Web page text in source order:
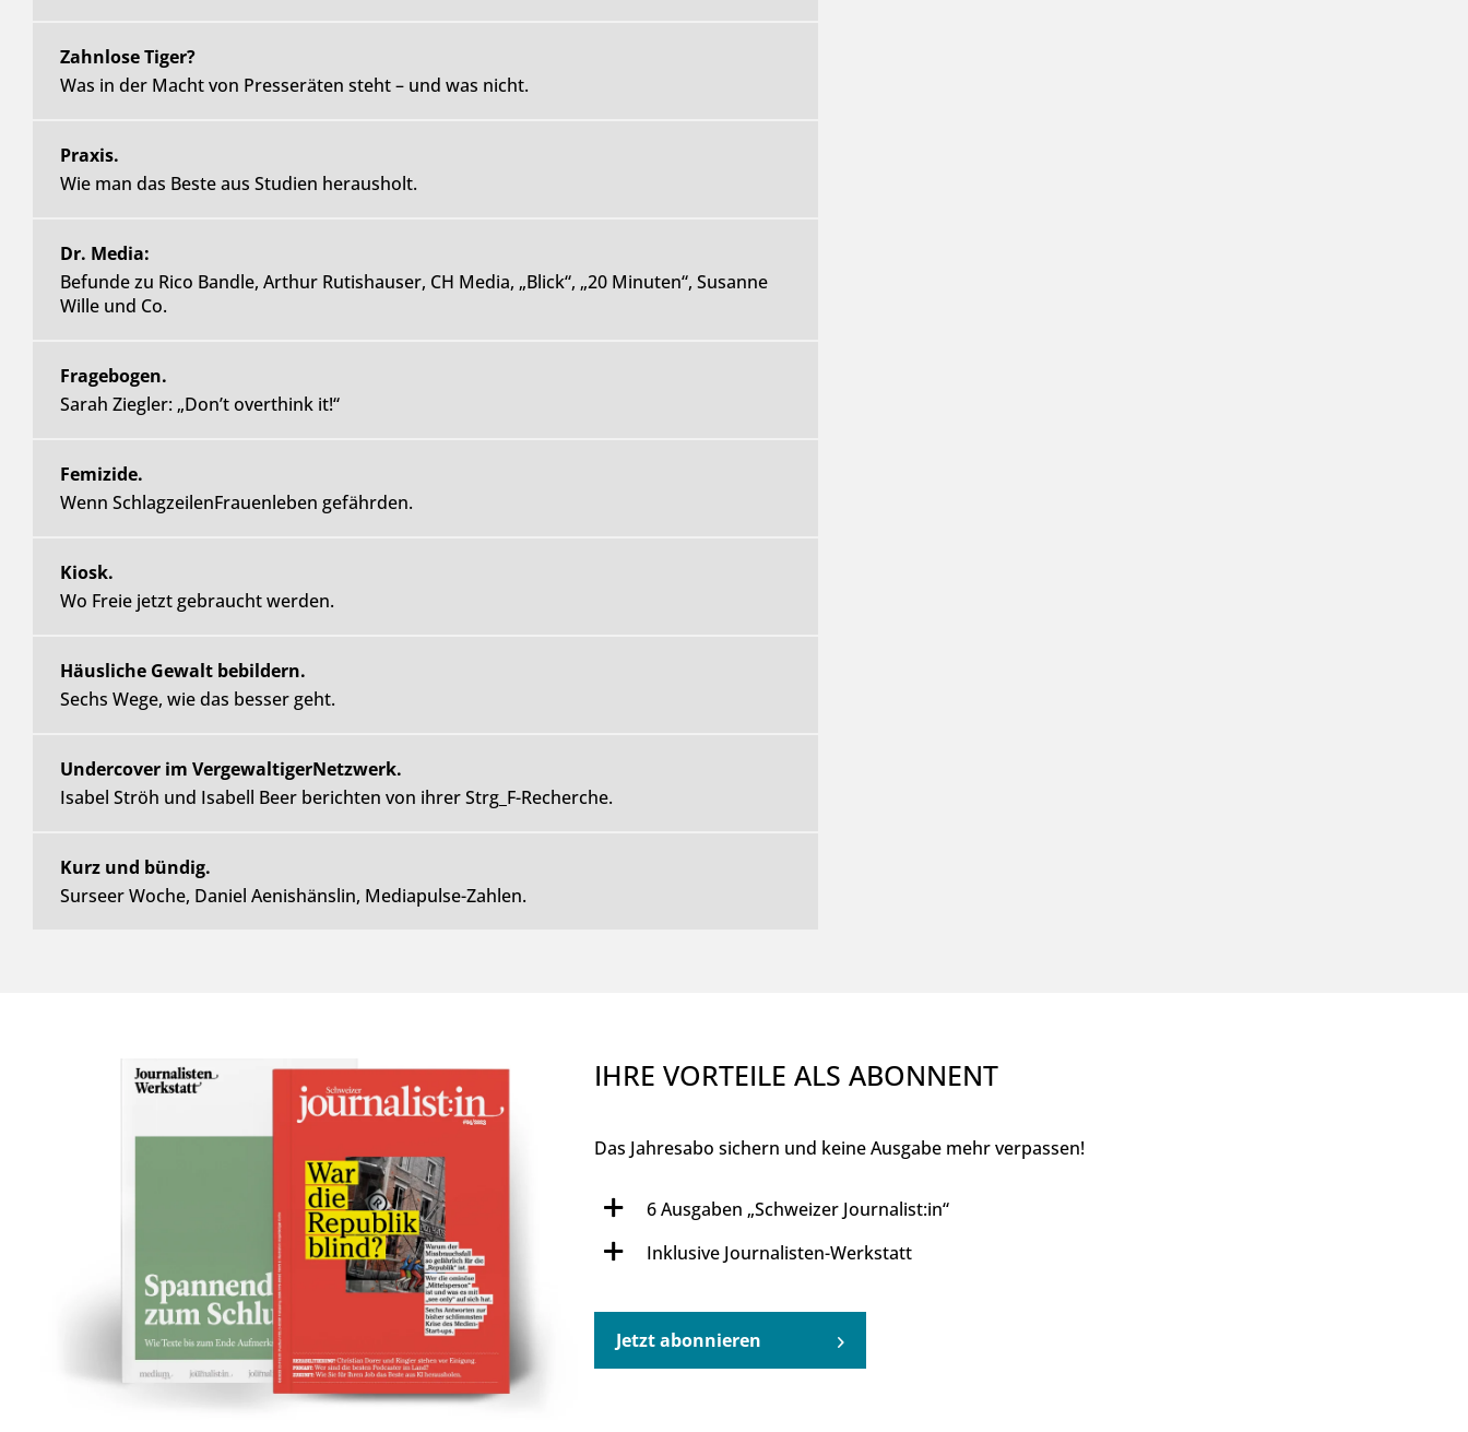
Zahnlose Tiger?
Was in der Macht von Presseräten steht – und was nicht.
Praxis.
Wie man das Beste aus Studien herausholt.
Dr. Media:
Befunde zu Rico Bandle, Arthur Rutishauser, CH Media, „Blick“, „20 Minuten“, Susanne
Wille und Co.
Fragebogen.
Sarah Ziegler: „Don’t overthink it!“
Femizide.
Wenn SchlagzeilenFrauenleben gefährden.
Kiosk.
Wo Freie jetzt gebraucht werden.
Häusliche Gewalt bebildern.
Sechs Wege, wie das besser geht.
Undercover im VergewaltigerNetzwerk.
Isabel Ströh und Isabell Beer berichten von ihrer Strg_F-Recherche.
Kurz und bündig.
Surseer Woche, Daniel Aenishänslin, Mediapulse-Zahlen.
IHRE VORTEILE ALS ABONNENT
Das Jahresabo sichern und keine Ausgabe mehr verpassen!
6 Ausgaben „Schweizer Journalist:in“
Inklusive Journalisten-Werkstatt
Jetzt abonnieren